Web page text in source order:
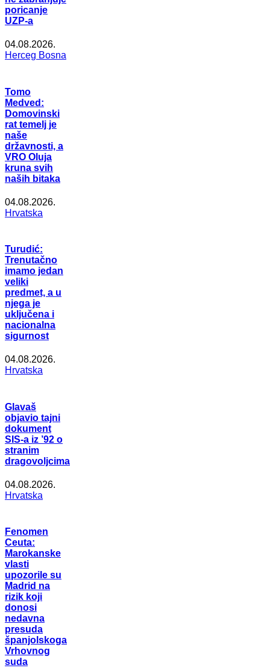
poricanje
UZP-a
04.08.2026.
Herceg Bosna
Tomo
Medved:
Domovinski
rat temelj je
naše
državnosti, a
VRO Oluja
kruna svih
naših bitaka
04.08.2026.
Hrvatska
Turudić:
Trenutačno
imamo jedan
veliki
predmet, a u
njega je
uključena i
nacionalna
sigurnost
04.08.2026.
Hrvatska
Glavaš
objavio tajni
dokument
SIS-a iz ’92 o
stranim
dragovoljcima
04.08.2026.
Hrvatska
Fenomen
Ceuta:
Marokanske
vlasti
upozorile su
Madrid na
rizik koji
donosi
nedavna
presuda
španjolskoga
Vrhovnog
suda